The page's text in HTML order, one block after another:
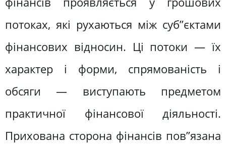
потоках, які рухаються між суб”єктами
фінансових відносин. Ці потоки — їх
характер і форми, спрямованість і
обсяги — виступають предметом
практичної фінансової діяльності.
Прихована сторона фінансів пов”язана